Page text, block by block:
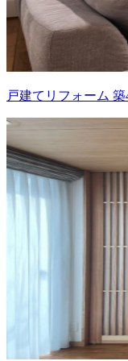
戸建てリフォーム